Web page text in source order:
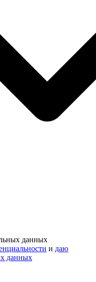
данных
и даю
данных